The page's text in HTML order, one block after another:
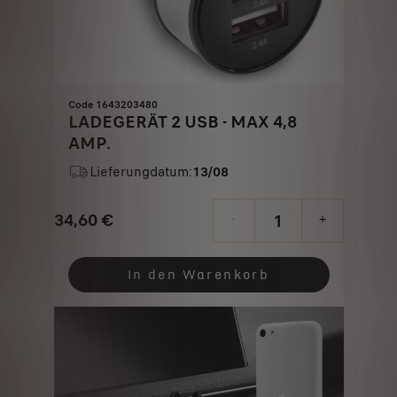
Code 1643203480
LADEGERÄT 2 USB - MAX 4,8
AMP.
Lieferungdatum:13/08
34,60 €
Price
34,60
- +
Quantity
updated
In den Warenkorb